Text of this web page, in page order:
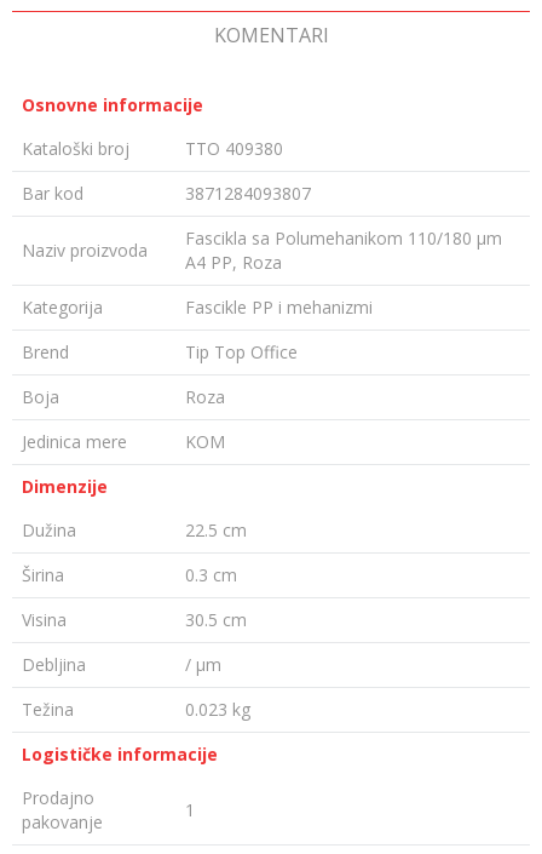
KOMENTARI
Osnovne informacije
Kataloški broj
TTO 409380
Bar kod
3871284093807
Naziv proizvoda
Fascikla sa Polumehanikom 110/180 µm
A4 PP, Roza
Kategorija
Fascikle PP i mehanizmi
Brend
Tip Top Office
Boja
Roza
Jedinica mere
KOM
Dimenzije
Dužina
22.5 cm
Širina
0.3 cm
Visina
30.5 cm
Debljina
/ µm
Težina
0.023 kg
Logističke informacije
Prodajno
pakovanje
1